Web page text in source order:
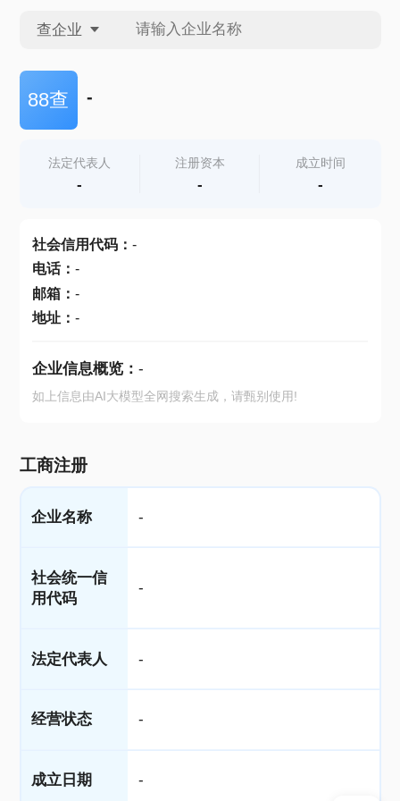
查企业
查企业
查产地
88查 -
法定代表人
-
注册资本
-
成立时间
-
社会信用代码： -
电话： -
邮箱： -
地址： -
企业信息概览： -
如上信息由AI大模型全网搜索生成，请甄别使用!
工商注册
企业名称 -
社会统一信
用代码
-
法定代表人 -
经营状态 -
成立日期 -